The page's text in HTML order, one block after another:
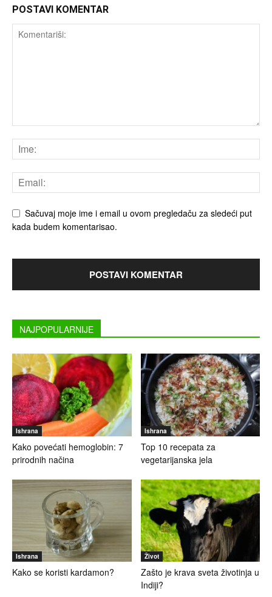
POSTAVI KOMENTAR
Sačuvaj moje ime i email u ovom pregledaču za sledeći put
kada budem komentarisao.
NAJPOPULARNIJE
Ishrana
Kako povećati hemoglobin: 7
prirodnih načina
Ishrana
Top 10 recepata za
vegetarijanska jela
Ishrana
Kako se koristi kardamon?
Život
Zašto je krava sveta životinja u
Indiji?